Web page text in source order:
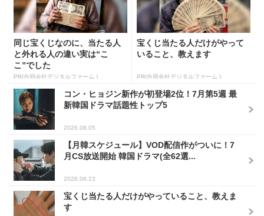
同じ宝くじなのに、当たる人
と外れる人の違い実は“こ
こ”でした
PR(合同会社デジタルファーム )
宝くじ当たる人だけがやって
いること、教えます
PR(合同会社デジタルファーム )
コン・ヒョジン新作が初登場2位！7月第5週 最
新韓国ドラマ話題性トップ5
2026.08.05
【月韓スケジュール】VOD配信作がついに！7
月CS放送開始 韓国ドラマ(全62選...
2026.06.23
宝くじ当たる人だけがやっていること、教えま
す